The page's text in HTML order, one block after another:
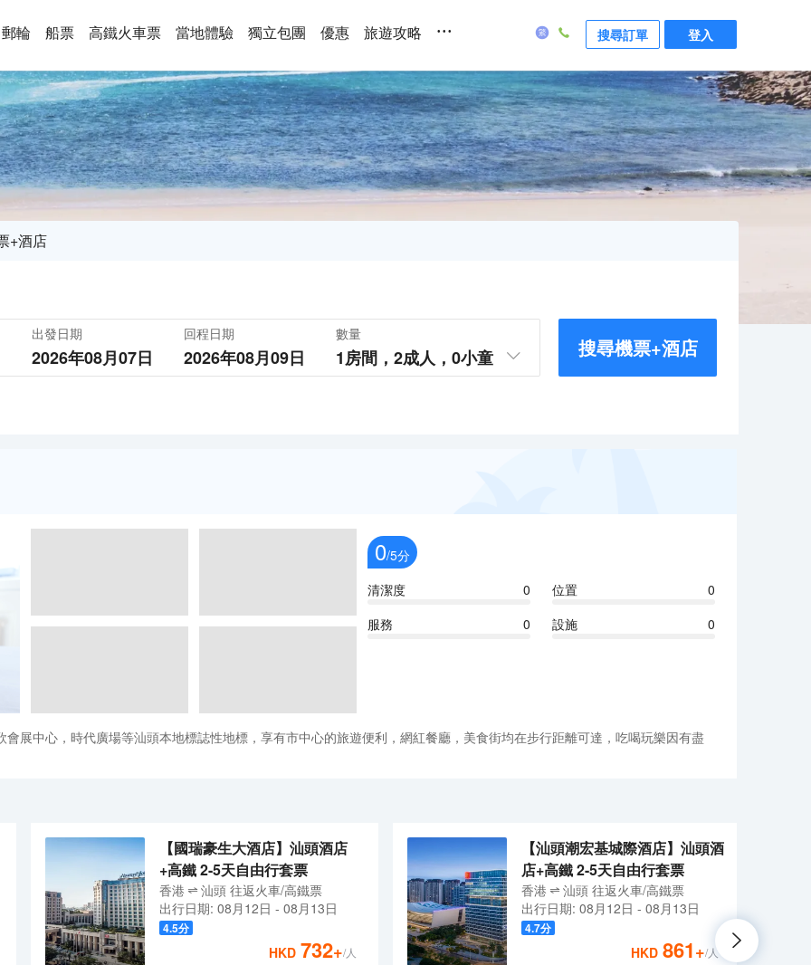
郵輪 船票 高鐵火車票 當地體驗 獨立包團 優惠 旅遊攻略 ... 搜尋訂單 登入
+酒店
出發日期
2026年08月07日
回程日期
2026年08月09日
數量
1房間， 2成人， 0小童 搜尋機票+酒店
0/5分
清潔度
0 位置
0
服務
0 設施 0
展中心，時代廣場等汕頭本地標誌性地標，享有市中心的旅遊便利，網紅餐廳，美食街均在步行距離可達，吃喝玩樂因有盡
【國瑞豪生大酒店】汕頭酒店
+高鐵 2-5天自由行套票
香港 汕頭 往返火車/高鐵票
出行日期: 08月12日 - 08月13日
4.5分
HKD 732+/人
【汕頭潮宏基城際酒店】汕頭酒
店+高鐵 2-5天自由行套票
香港 汕頭 往返火車/高鐵票
出行日期: 08月12日 - 08月13日
4.7分
HKD 861+/人